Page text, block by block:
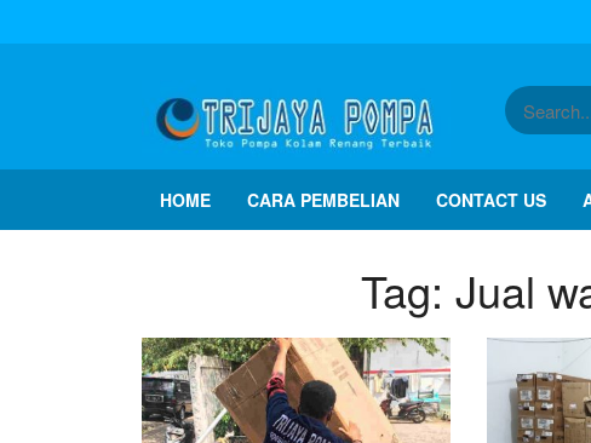
HOME CARA PEMBELIAN CONTACT US
Tag: Jual